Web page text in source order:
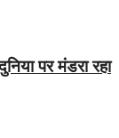
पर मंडरा रहा